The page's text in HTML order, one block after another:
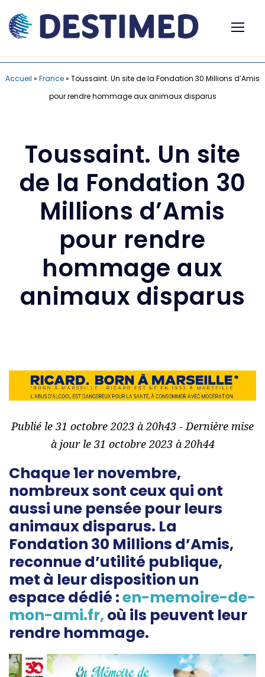
Accueil » France» Toussaint. Un site de la Fondation 30 Millions d’Amis
pour rendre hommage aux animaux disparus
Toussaint. Un site
de la Fondation 30
Millions d’Amis
pour rendre
hommage aux
animaux disparus
Publié le 31 octobre 2023 à 20h43 - Dernière mise
à jour le 31 octobre 2023 à 20h44
Chaque 1er novembre,
nombreux sont ceux qui ont
aussi une pensée pour leurs
animaux disparus. La
Fondation 30 Millions d’Amis,
reconnue d’utilité publique,
met à leur disposition un
espace dédié :en-memoire-de-
mon-ami.fr, où ils peuvent leur
rendre hommage.